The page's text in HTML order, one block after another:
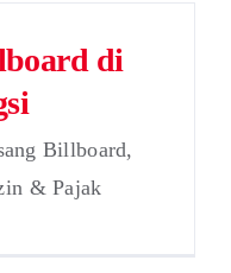
di
Billboard,
& Pajak